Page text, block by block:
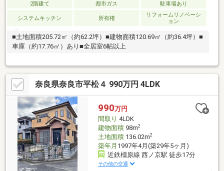
2階建て 都市ガス 駐車場あり
システムキッチン 所有権
リフォームリノベーシ
ョン
■土地面積205.72㎡（約62.2坪）■建物面積120.69㎡（約36.4坪）■
車庫（約17.76㎡）あり■全居室6帖以上
奈良県奈良市平松４ 990万円 4LDK
990万円
間取り 4LDK
建物面積98m2
土地面積136.02m2
築年月 1997年4月(築29年5ヶ月)
近鉄橿原線 西ノ京駅 徒歩17分
その他の交通